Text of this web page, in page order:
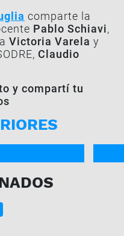
comparte la
Pablo Schiavi,
Victoria Varela y
Claudio
y compartí tu